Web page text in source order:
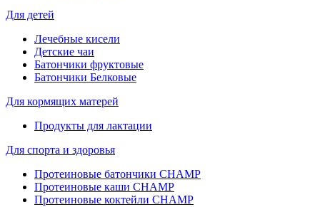
Для детей
Лечебные кисели
Детские чаи
Батончики фруктовые
Батончики Белковые
Для кормящих матерей
Продукты для лактации
Для спорта и здоровья
Протеиновые батончики CHAMP
Протеиновые каши CHAMP
Протеиновые коктейли CHAMP